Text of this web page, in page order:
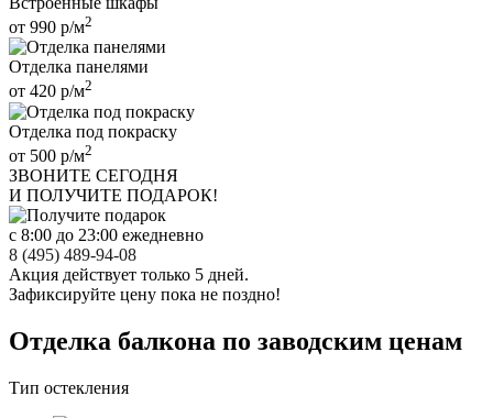
от 990 р/м2
Отделка панелями
от 420 р/м2
Отделка под покраску
от 500 р/м2
ЗВОНИТЕ СЕГОДНЯ
И ПОЛУЧИТЕ ПОДАРОК!
с 8:00 до 23:00 ежедневно
8 (495) 489-94-08
Акция действует только 5 дней.
Зафиксируйте цену пока не поздно!
Отделка балкона по заводским ценам
Тип остекления